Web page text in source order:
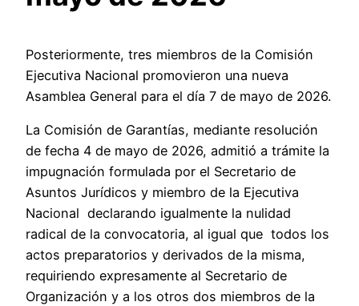
Posteriormente, tres miembros de la Comisión
Ejecutiva Nacional promovieron una nueva
Asamblea General para el día 7 de mayo de 2026.
La Comisión de Garantías, mediante resolución
de fecha 4 de mayo de 2026, admitió a trámite la
impugnación formulada por el Secretario de
Asuntos Jurídicos y miembro de la Ejecutiva
Nacional declarando igualmente la nulidad
radical de la convocatoria, al igual que todos los
actos preparatorios y derivados de la misma,
requiriendo expresamente al Secretario de
Organización y a los otros dos miembros de la